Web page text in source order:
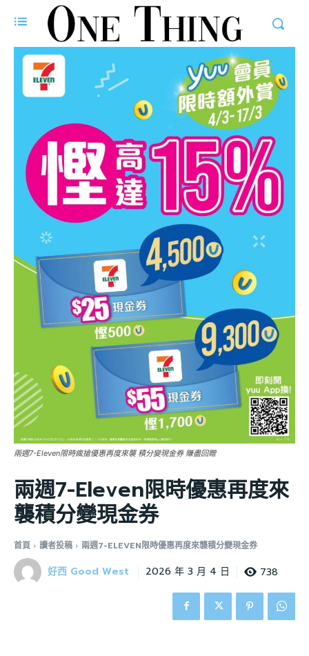
兩週7-Eleven限時瘋搶優惠再度來襲 積分變現金券 賺盡回贈
兩週7-Eleven限時優惠再度來
襲積分變現金券
首頁 讀者投稿 兩週7-ELEVEN限時優惠再度來襲積分變現金券
好西 Good West 2026 年 3 月 4 日 738